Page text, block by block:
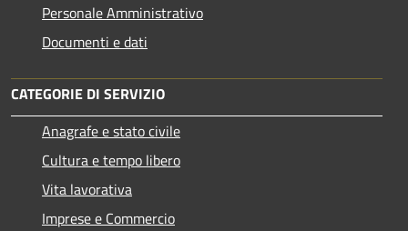
Personale Amministrativo
Documenti e dati
CATEGORIE DI SERVIZIO
Anagrafe e stato civile
Cultura e tempo libero
Vita lavorativa
Imprese e Commercio